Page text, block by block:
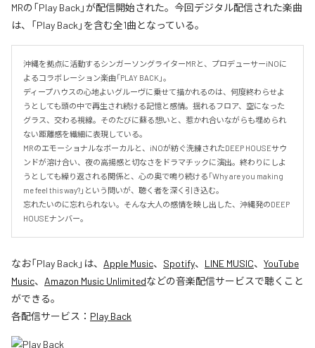
MRの「Play Back」が配信開始された。今回デジタル配信された楽曲
は、「Play Back」を含む全1曲となっている。
沖縄を拠点に活動するシンガーソングライターMRと、プロデューサーiNOに
よるコラボレーション楽曲「PLAY BACK」。
ディープハウスの心地よいグルーヴに乗せて描かれるのは、何度終わらせよ
うとしても頭の中で再生され続ける記憶と感情。揺れるフロア、空になった
グラス、交わる視線。そのたびに蘇る想いと、惹かれ合いながらも埋められ
ない距離感を繊細に表現している。
MRのエモーショナルなボーカルと、iNOが紡ぐ洗練されたDEEP HOUSEサウ
ンドが溶け合い、夜の高揚感と切なさをドラマチックに演出。終わりにしよ
うとしても繰り返される関係と、心の奥で鳴り続ける「Why are you making
me feel this way?」という問いが、聴く者を深く引き込む。
忘れたいのに忘れられない。そんな大人の感情を映し出した、沖縄発のDEEP
HOUSEナンバー。
なお「Play Back 」は、 Apple Music、 Spotify、 LINE MUSIC、 YouTube
Music、 Amazon Music Unlimitedなどの音楽配信サービスで聴くこと
ができる。
各配信サービス： Play Back